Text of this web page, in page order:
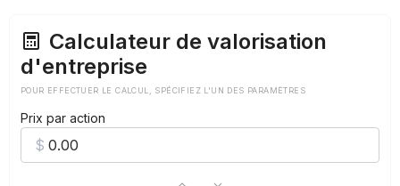
Calculateur de valorisation
d'entreprise
POUR EFFECTUER LE CALCUL, SPÉCIFIEZ L'UN DES PARAMÈTRES
Prix par action